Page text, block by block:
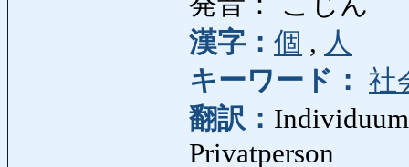
漢字： 個 , 人
キーワード： 社
翻訳：
Privatperson